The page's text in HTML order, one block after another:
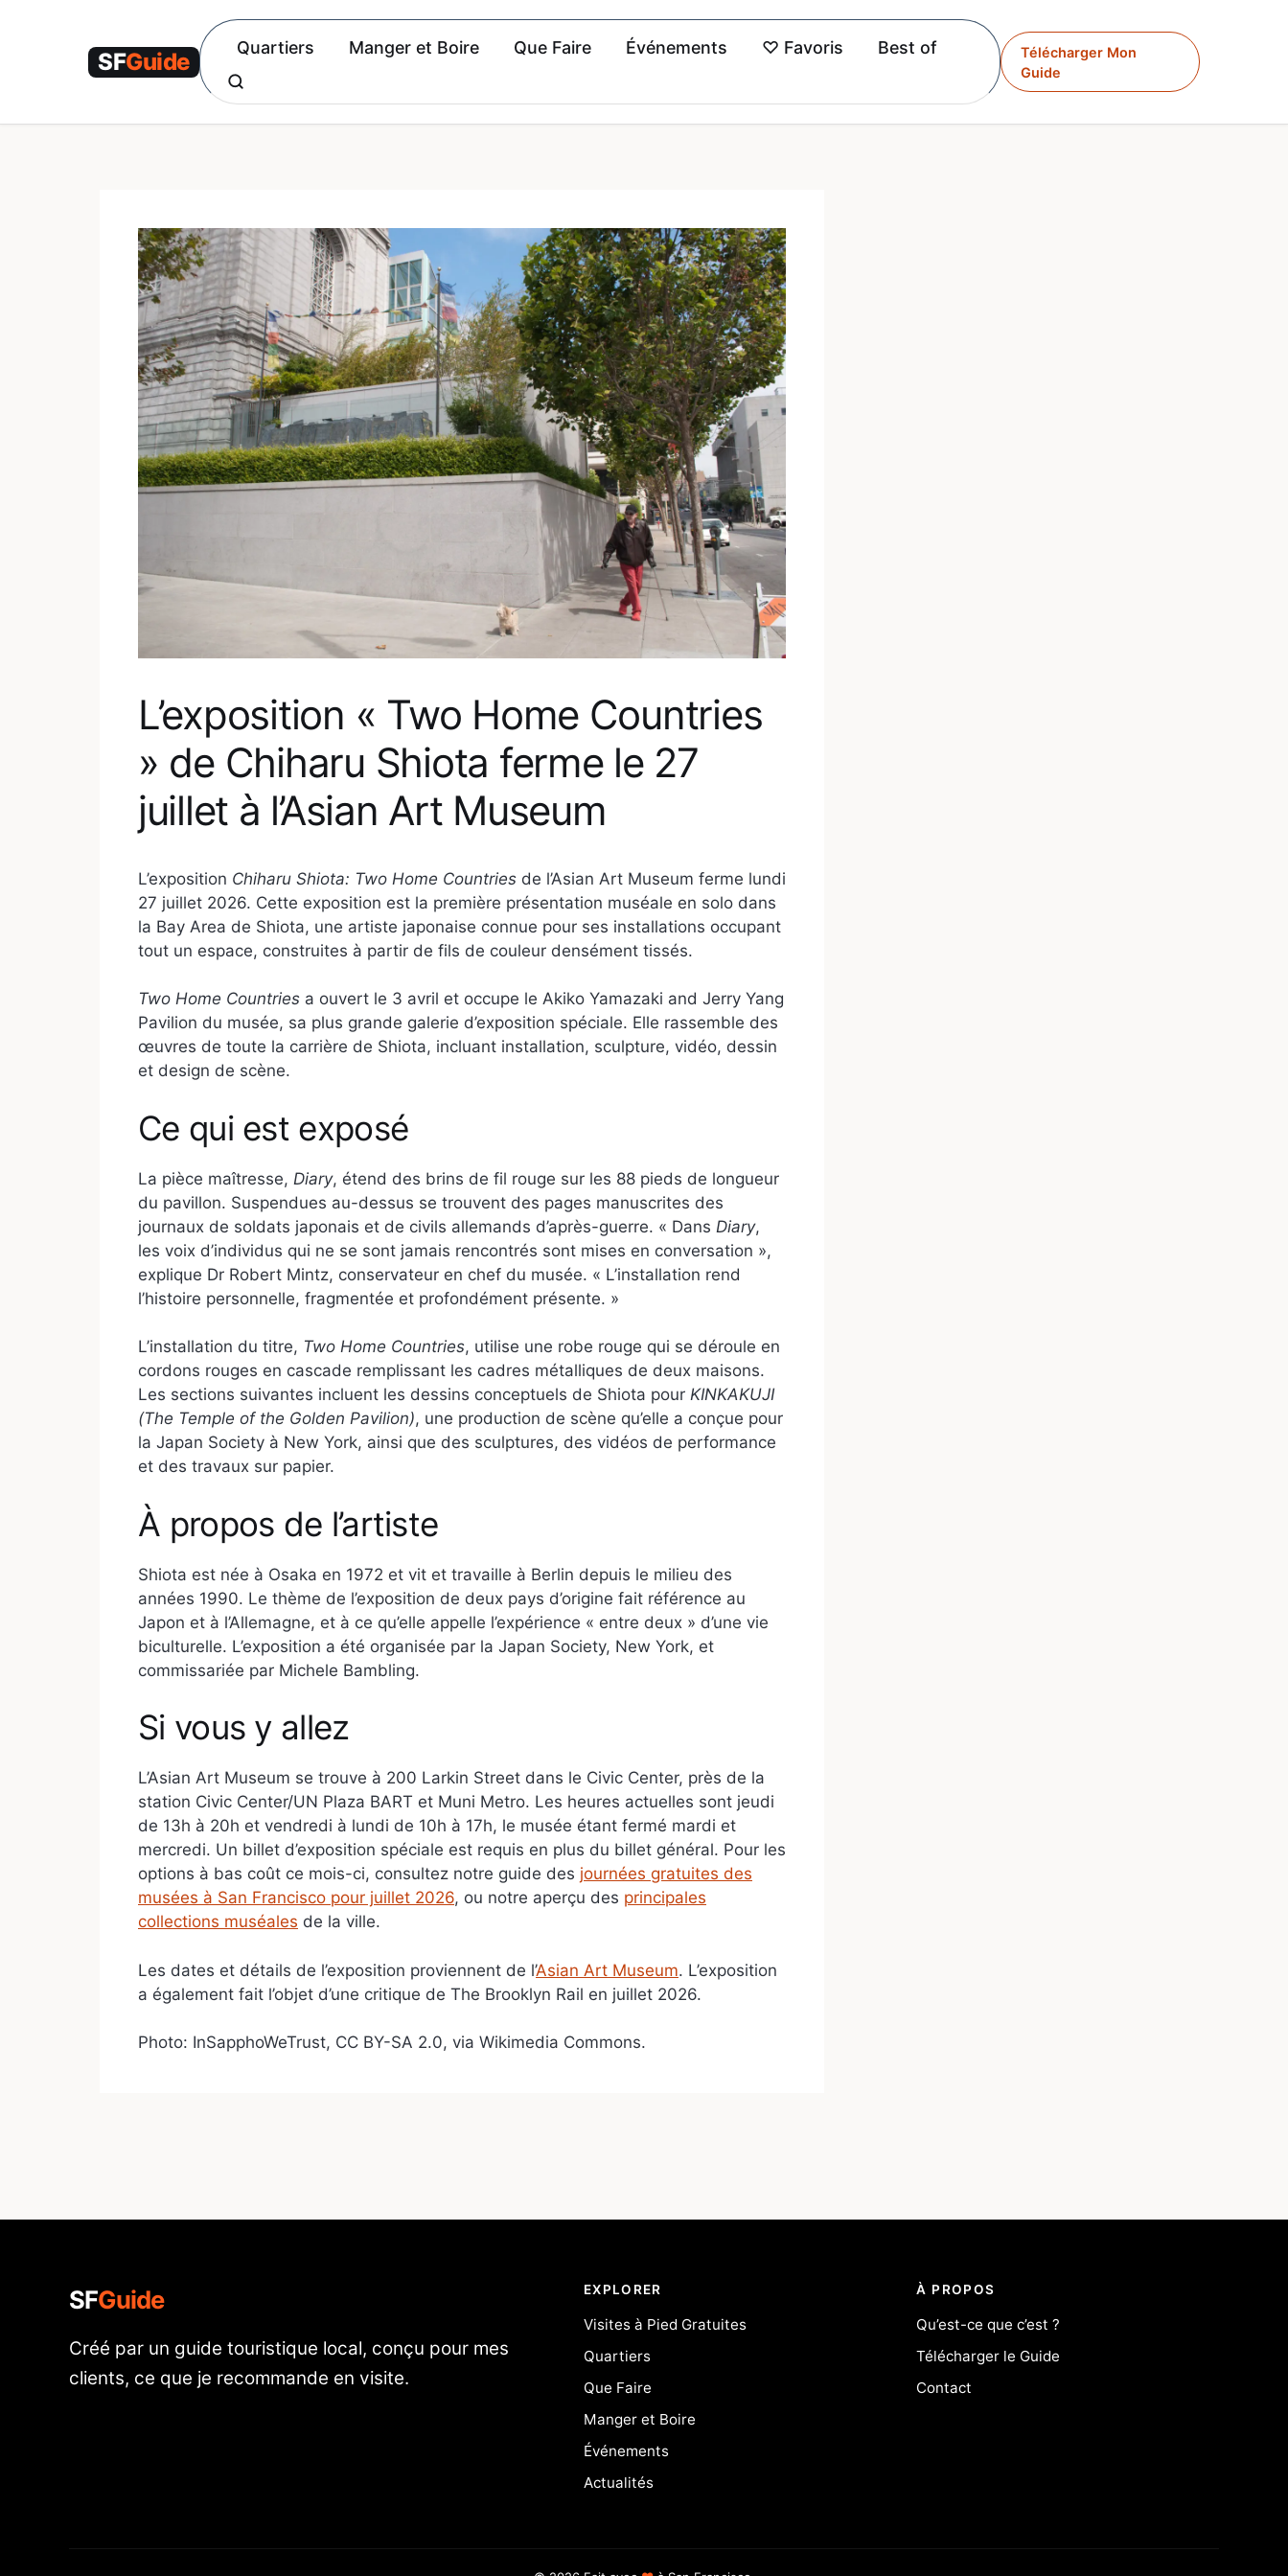
Quartiers Manger et Boire Que Faire Événements ♡ Favoris Best of
Télécharger Mon
Guide
L’exposition « Two Home Countries
» de Chiharu Shiota ferme le 27
juillet à l’Asian Art Museum
L’exposition Chiharu Shiota: Two Home Countries de l’Asian Art Museum ferme lundi
27 juillet 2026. Cette exposition est la première présentation muséale en solo dans
la Bay Area de Shiota, une artiste japonaise connue pour ses installations occupant
tout un espace, construites à partir de fils de couleur densément tissés.
Two Home Countries a ouvert le 3 avril et occupe le Akiko Yamazaki and Jerry Yang
Pavilion du musée, sa plus grande galerie d’exposition spéciale. Elle rassemble des
œuvres de toute la carrière de Shiota, incluant installation, sculpture, vidéo, dessin
et design de scène.
Ce qui est exposé
La pièce maîtresse, Diary, étend des brins de fil rouge sur les 88 pieds de longueur
du pavillon. Suspendues au-dessus se trouvent des pages manuscrites des
journaux de soldats japonais et de civils allemands d’après-guerre. « Dans Diary,
les voix d’individus qui ne se sont jamais rencontrés sont mises en conversation »,
explique Dr Robert Mintz, conservateur en chef du musée. « L’installation rend
l’histoire personnelle, fragmentée et profondément présente. »
L’installation du titre, Two Home Countries, utilise une robe rouge qui se déroule en
cordons rouges en cascade remplissant les cadres métalliques de deux maisons.
Les sections suivantes incluent les dessins conceptuels de Shiota pour KINKAKUJI
(The Temple of the Golden Pavilion), une production de scène qu’elle a conçue pour
la Japan Society à New York, ainsi que des sculptures, des vidéos de performance
et des travaux sur papier.
À propos de l’artiste
Shiota est née à Osaka en 1972 et vit et travaille à Berlin depuis le milieu des
années 1990. Le thème de l’exposition de deux pays d’origine fait référence au
Japon et à l’Allemagne, et à ce qu’elle appelle l’expérience « entre deux » d’une vie
biculturelle. L’exposition a été organisée par la Japan Society, New York, et
commissariée par Michele Bambling.
Si vous y allez
L’Asian Art Museum se trouve à 200 Larkin Street dans le Civic Center, près de la
station Civic Center/UN Plaza BART et Muni Metro. Les heures actuelles sont jeudi
de 13h à 20h et vendredi à lundi de 10h à 17h, le musée étant fermé mardi et
mercredi. Un billet d’exposition spéciale est requis en plus du billet général. Pour les
options à bas coût ce mois-ci, consultez notre guide des journées gratuites des
musées à San Francisco pour juillet 2026, ou notre aperçu des principales
collections muséales de la ville.
Les dates et détails de l’exposition proviennent de l’Asian Art Museum. L’exposition
a également fait l’objet d’une critique de The Brooklyn Rail en juillet 2026.
Photo: InSapphoWeTrust, CC BY-SA 2.0, via Wikimedia Commons.
SFGuide
Créé par un guide touristique local, conçu pour mes
clients, ce que je recommande en visite.
EXPLORER
Visites à Pied Gratuites
Quartiers
Que Faire
Manger et Boire
Événements
Actualités
À PROPOS
Qu’est-ce que c’est ?
Télécharger le Guide
Contact